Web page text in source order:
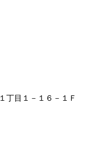
丁目１－１６－１Ｆ